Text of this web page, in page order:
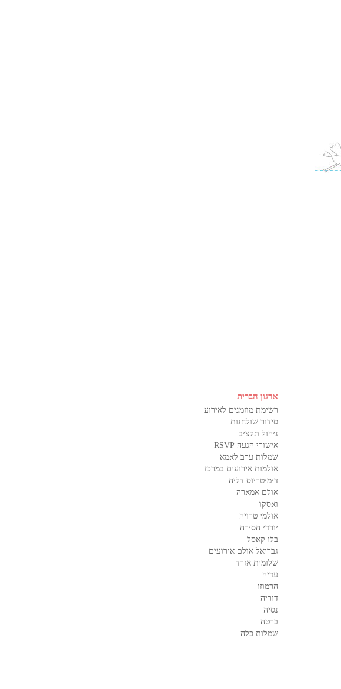
ארגון הברית
רשימת מוזמנים לאירוע
סידור שולחנות
ניהול תקציב
אישורי הגעה RSVP
שמלות ערב לאמא
אולמות אירועים במרכז
דימיטריוס דליה
אולם אמארה
ואסקו
אולמי טרויה
יורדי הסירה
בלו קאסל
גבריאל אולם אירועים
שלומית אזרד
עדיה
הרמוזו
דוריה
נסיה
ברטה
שמלות כלה